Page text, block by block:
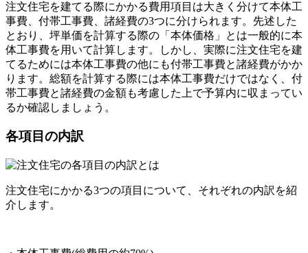
注文住宅を建てる際にかかる費用項目は大きく分けて本体工
事費、付帯工事費、諸経費の3つに分けられます。先述した
とおり、坪単価を計算する際の「本体価格」とは一般的に本
体工事費を用いて計算します。しかし、実際に注文住宅を建
てるためには本体工事費の他にも付帯工事費と諸経費がかか
ります。総額を計算する際には本体工事費だけではなく、付
帯工事費と諸経費の金額も考慮した上で予算内に収まってい
るか確認しましょう。
各項目の内訳
注文住宅にかかる3つの項目について、それぞれの内訳を紹
介します。